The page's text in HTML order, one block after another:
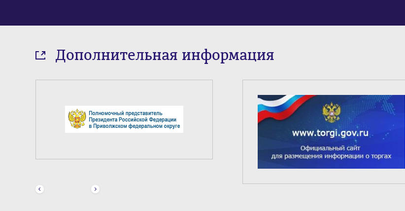
Дополнительная информация